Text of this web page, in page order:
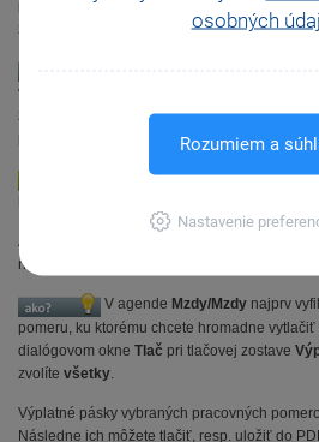
osobných
Rozumiem a
Nastavenie
prídel do sociálneho fondu podľa stredísk, do
začlenení.
vyčíslené prídely na jednotlivé strediská. Ak
zamestnancov nemajú pridelené strediská,
Výplatné pásky jedného
Ak pre kontrolu potrebujete tlačiť
naraz, môžete ich vytlačiť jedným povelom.
V agende Mzdy/Mzdy najprv
pomeru, ku ktorému chcete hromadne
dialógovom okne Tlač pri tlačovej zostave
zvolíte všetky.
Výplatné pásky vybraných pracovných
Následne ich môžete tlačiť, resp. uložiť do